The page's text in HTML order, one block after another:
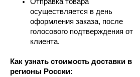
осуществляется в день
оформления заказа, после
голосового подтверждения от
клиента.
Как узнать стоимость доставки в
регионы России: